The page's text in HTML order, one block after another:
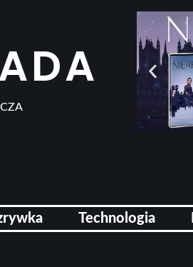
Technologia